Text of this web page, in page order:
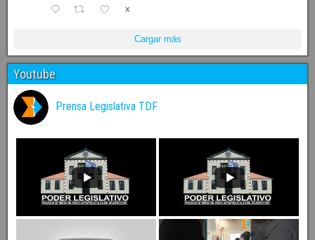
X
Cargar más
Youtube
Prensa Legislativa TDF